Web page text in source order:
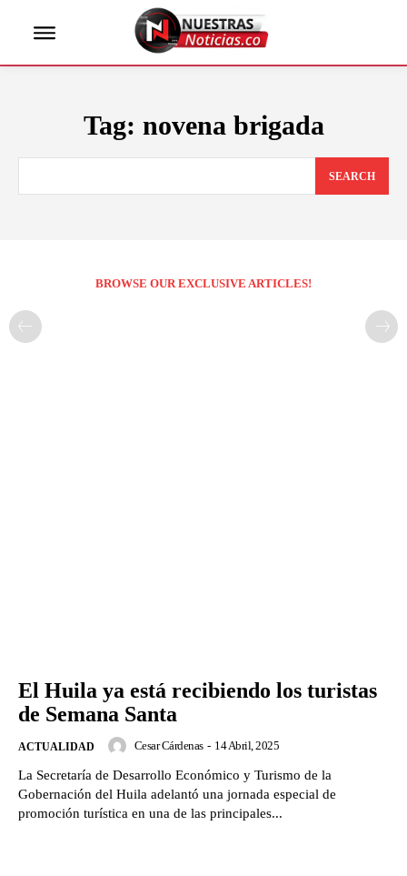
Tag: novena brigada
SEARCH
BROWSE OUR EXCLUSIVE ARTICLES!
El Huila ya está recibiendo los turistas
de Semana Santa
ACTUALIDAD Cesar Cárdenas - 14 Abril, 2025
La Secretaría de Desarrollo Económico y Turismo de la
Gobernación del Huila adelantó una jornada especial de
promoción turística en una de las principales...